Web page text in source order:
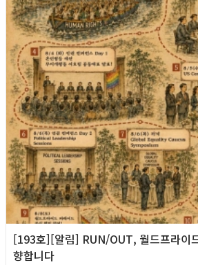
[193호][알림] RUN/OUT, 월드프라이
향합니다